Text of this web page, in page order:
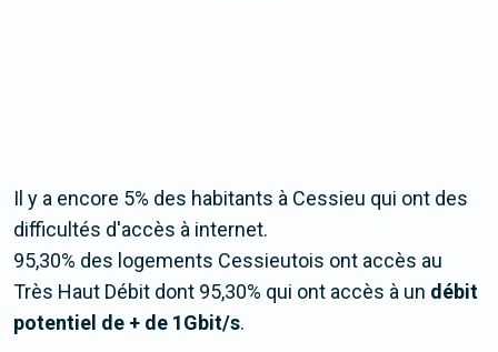
Il y a encore 5% des habitants à Cessieu qui ont des
difficultés d'accès à internet.
95,30% des logements Cessieutois ont accès au
Très Haut Débit dont 95,30% qui ont accès à un débit
potentiel de + de 1Gbit/s.